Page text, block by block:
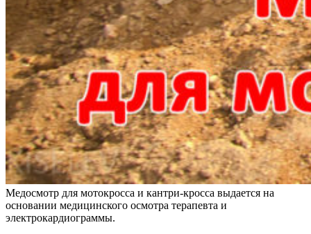
Медосмотр для мотокросса и кантри-кросса выдается на
основании медицинского осмотра терапевта и
электрокардиограммы.